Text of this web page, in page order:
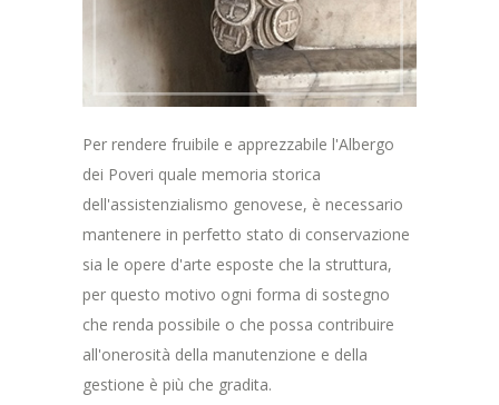
Per rendere fruibile e apprezzabile l'Albergo
dei Poveri quale memoria storica
dell'assistenzialismo genovese, è necessario
mantenere in perfetto stato di conservazione
sia le opere d'arte esposte che la struttura,
per questo motivo ogni forma di sostegno
che renda possibile o che possa contribuire
all'onerosità della manutenzione e della
gestione è più che gradita.